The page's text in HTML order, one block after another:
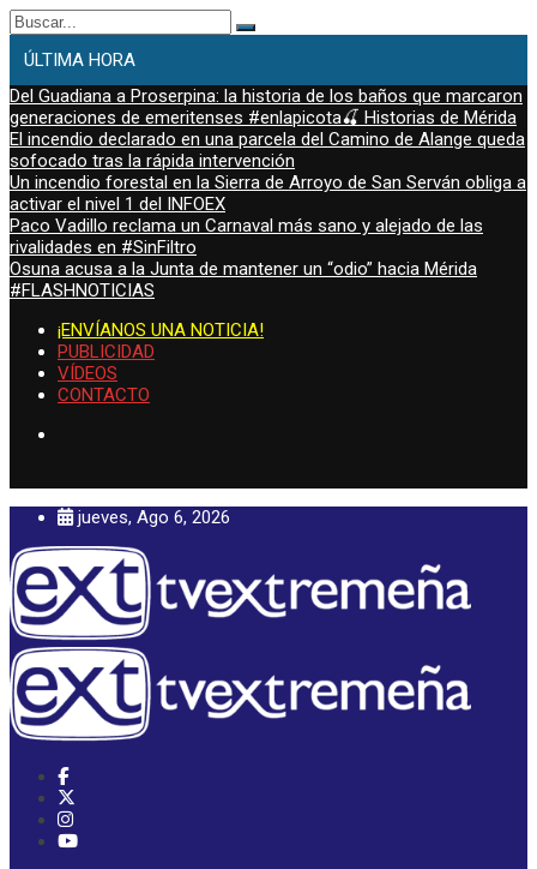
Buscar:
ÚLTIMA HORA
Del Guadiana a Proserpina: la historia de los baños que marcaron
generaciones de emeritenses #enlapicota🍒 Historias de Mérida
El incendio declarado en una parcela del Camino de Alange queda
sofocado tras la rápida intervención
Un incendio forestal en la Sierra de Arroyo de San Serván obliga a
activar el nivel 1 del INFOEX
Paco Vadillo reclama un Carnaval más sano y alejado de las
rivalidades en #SinFiltro
Osuna acusa a la Junta de mantener un “odio” hacia Mérida
#FLASHNOTICIAS
¡ENVÍANOS UNA NOTICIA!
PUBLICIDAD
VÍDEOS
CONTACTO
jueves, Ago 6, 2026